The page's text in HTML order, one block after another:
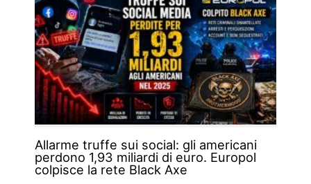
Allarme truffe sui social: gli americani
perdono 1,93 miliardi di euro. Europol
colpisce la rete Black Axe